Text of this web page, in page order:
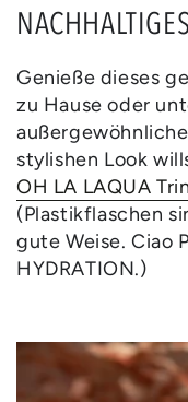
Genieße dieses
zu Hause oder
stylishen Look
OH LA LAQUA
(Plastikflaschen
gute Weise. Ciao
HYDRATION.)